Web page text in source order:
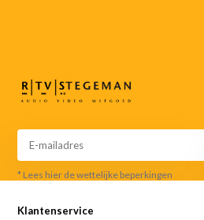
* Lees hier de wettelijke beperkingen
Klantenservice